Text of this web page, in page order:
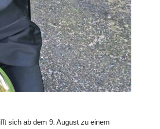
sich ab dem 9. August zu einem